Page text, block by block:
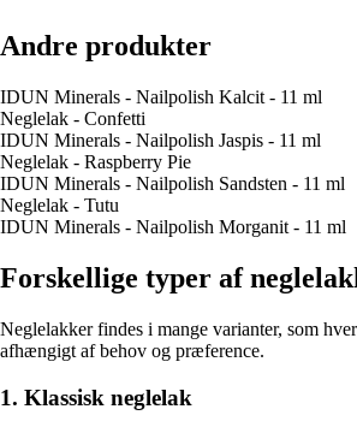
Andre produkter
IDUN Minerals - Nailpolish Kalcit - 11 ml
Neglelak - Confetti
IDUN Minerals - Nailpolish Jaspis - 11 ml
Neglelak - Raspberry Pie
IDUN Minerals - Nailpolish Sandsten - 11 ml
Neglelak - Tutu
IDUN Minerals - Nailpolish Morganit - 11 ml
Forskellige typer af
Neglelakker findes i mange varianter, som
afhængigt af behov og præference.
1. Klassisk neglelak